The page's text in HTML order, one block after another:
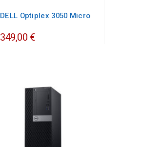
DELL Optiplex 3050 Micro
349,00 €